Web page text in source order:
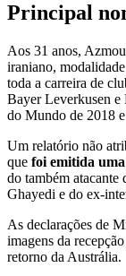
Principal
Aos 31 anos,
iraniano,
toda a carreira de
Bayer Leverkusen e
do Mundo de 2018
Um relatório não
que foi emitida
do também atacante
Ghayedi e do ex-
As declarações de
imagens da
retorno da Austrália.